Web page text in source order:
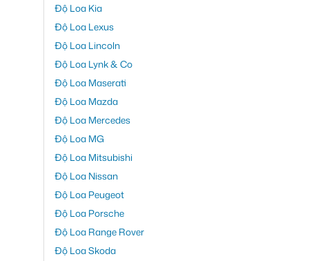
Độ Loa Kia
Độ Loa Lexus
Độ Loa Lincoln
Độ Loa Lynk & Co
Độ Loa Maserati
Độ Loa Mazda
Độ Loa Mercedes
Độ Loa MG
Độ Loa Mitsubishi
Độ Loa Nissan
Độ Loa Peugeot
Độ Loa Porsche
Độ Loa Range Rover
Độ Loa Skoda